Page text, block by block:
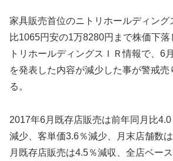
家具販売首位のニトリホールディング
比1065円安の1万8280円まで株価下
トリホールディングスＩＲ情報で、6
を発表した内容が減少した事が警戒売
る。
2017年6月既存店販売は前年同月比
減少、客単価3.6％減少、月末店舗数
月既存店販売は4.5％減収、全店ベー